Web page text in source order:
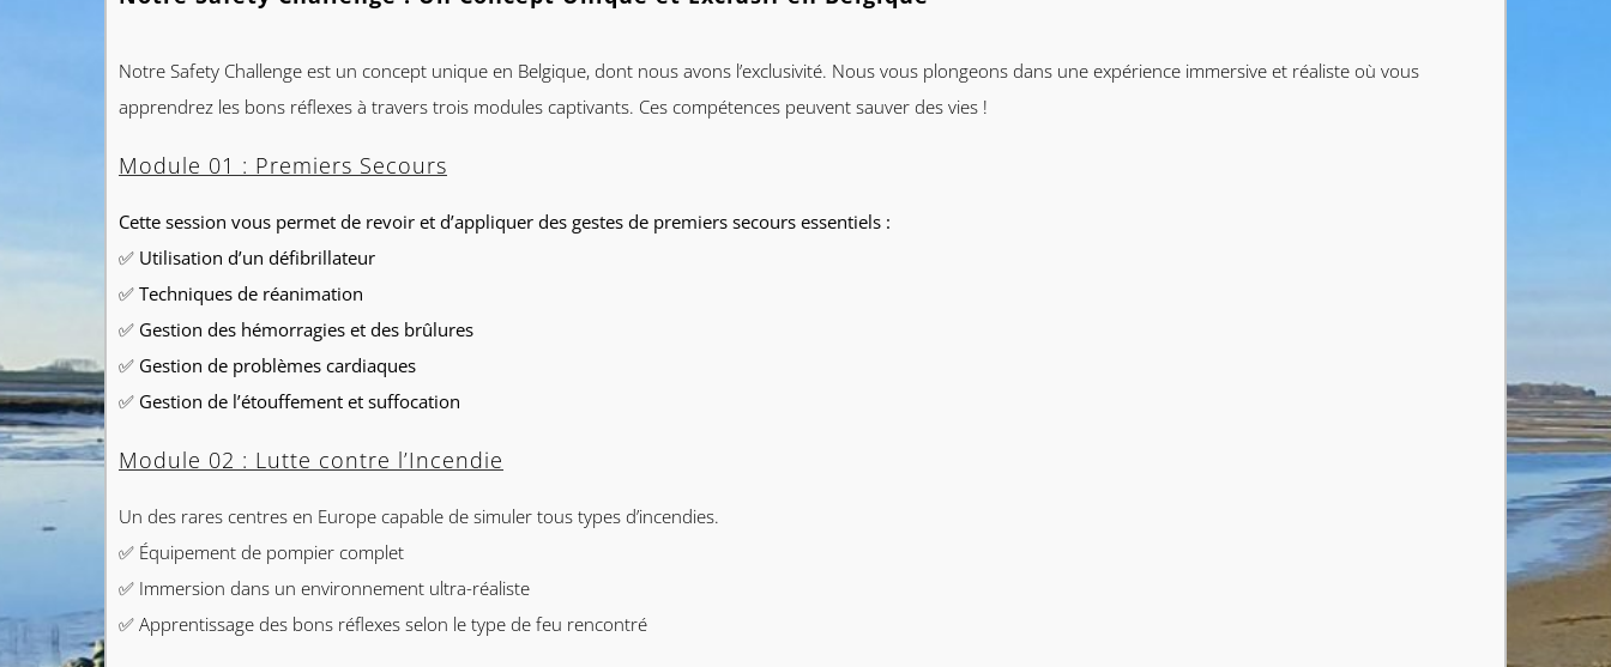
Notre Safety Challenge est un concept unique en Belgique, dont nous avons l’exclusivité. Nous vous plongeons dans une expérience immersive et réaliste où vous
apprendrez les bons réflexes à travers trois modules captivants. Ces compétences peuvent sauver des vies !
Module 01 : Premiers Secours
Cette session vous permet de revoir et d’appliquer des gestes de premiers secours essentiels :
✅ Utilisation d’un défibrillateur
✅ Techniques de réanimation
✅ Gestion des hémorragies et des brûlures
✅ Gestion de problèmes cardiaques
✅ Gestion de l’étouffement et suffocation
Module 02 : Lutte contre l’Incendie
Un des rares centres en Europe capable de simuler tous types d’incendies.
✅ Équipement de pompier complet
✅ Immersion dans un environnement ultra-réaliste
✅ Apprentissage des bons réflexes selon le type de feu rencontré